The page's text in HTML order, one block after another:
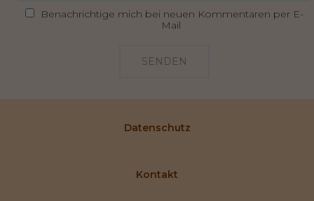
Benachrichtige mich bei neuen Kommentaren per E-
Mail
SENDEN
Datenschutz
Kontakt